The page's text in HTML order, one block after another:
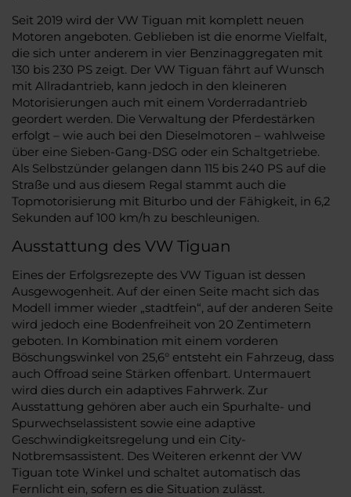
Seit 2019 wird der VW Tiguan mit komplett neuen
Motoren angeboten. Geblieben ist die enorme Vielfalt,
die sich unter anderem in vier Benzinaggregaten mit
130 bis 230 PS zeigt. Der VW Tiguan fährt auf Wunsch
mit Allradantrieb, kann jedoch in den kleineren
Motorisierungen auch mit einem Vorderradantrieb
geordert werden. Die Verwaltung der Pferdestärken
erfolgt – wie auch bei den Dieselmotoren – wahlweise
über eine Sieben-Gang-DSG oder ein Schaltgetriebe.
Als Selbstzünder gelangen dann 115 bis 240 PS auf die
Straße und aus diesem Regal stammt auch die
Topmotorisierung mit Biturbo und der Fähigkeit, in 6,2
Sekunden auf 100 km/h zu beschleunigen.
Ausstattung des VW Tiguan
Eines der Erfolgsrezepte des VW Tiguan ist dessen
Ausgewogenheit. Auf der einen Seite macht sich das
Modell immer wieder „stadtfein“, auf der anderen Seite
wird jedoch eine Bodenfreiheit von 20 Zentimetern
geboten. In Kombination mit einem vorderen
Böschungswinkel von 25,6° entsteht ein Fahrzeug, dass
auch Offroad seine Stärken offenbart. Untermauert
wird dies durch ein adaptives Fahrwerk. Zur
Ausstattung gehören aber auch ein Spurhalte- und
Spurwechselassistent sowie eine adaptive
Geschwindigkeitsregelung und ein City-
Notbremsassistent. Des Weiteren erkennt der VW
Tiguan tote Winkel und schaltet automatisch das
Fernlicht ein, sofern es die Situation zulässt.